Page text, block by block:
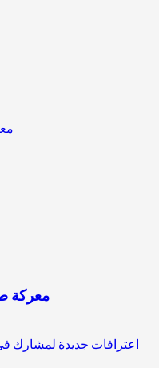
معركة
اعترافات جديدة لمشارك